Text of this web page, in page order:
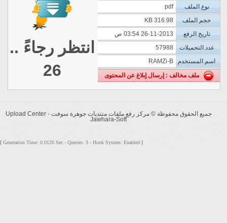
نوع الملف
حجم الملف
316.98 KB
تاريخ الرفع
26-11-2013 03:54 ص
عدد التحميلات
57988
اسم المستخدم
RAMZi-B
ملف مخالف : إرسال إبلاغ عن المحتوى
انتظر رجاءً ..
26
جميع الحقوق محفوظة ©
مركز رفع ملفات منتديات جوهرة سوفت - Upload Center
Jawhara-Soft
[Generation Time: 0.0126 Sec - Queries: 3 - Hook System: Enabled